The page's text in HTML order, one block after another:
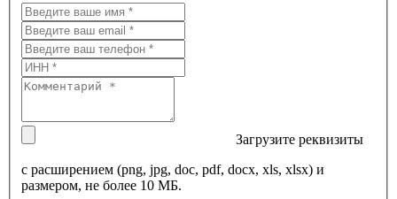
Загрузите реквизиты
с расширением (png, jpg, doc, pdf, docx, xls, xlsx) и
размером, не более 10 МБ.